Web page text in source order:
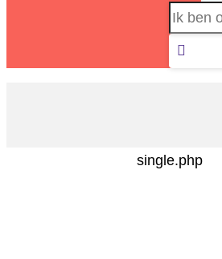
Search
for:
single.php